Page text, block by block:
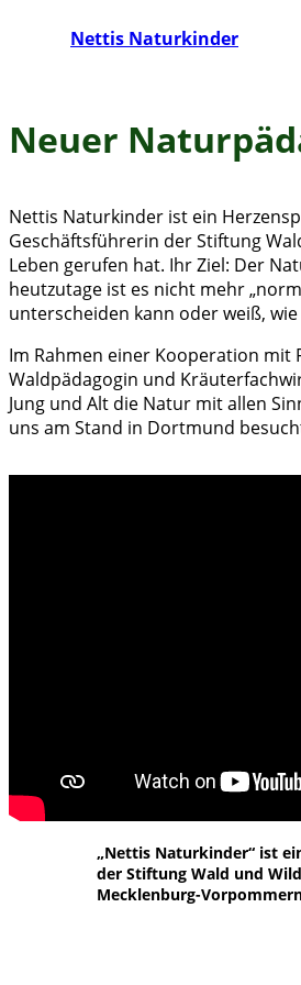
Nettis Naturkinder
Neuer
Nettis Naturkinder ist ein
Geschäftsführerin der Stiftung
Leben gerufen hat. Ihr Ziel: Der
heutzutage ist es nicht mehr
unterscheiden kann oder weiß,
Im Rahmen einer Kooperation mit
Waldpädagogin und
Jung und Alt die Natur mit allen
uns am Stand in Dortmund
„Nettis Naturkinder“ ist
der Stiftung Wald und
Mecklenburg-